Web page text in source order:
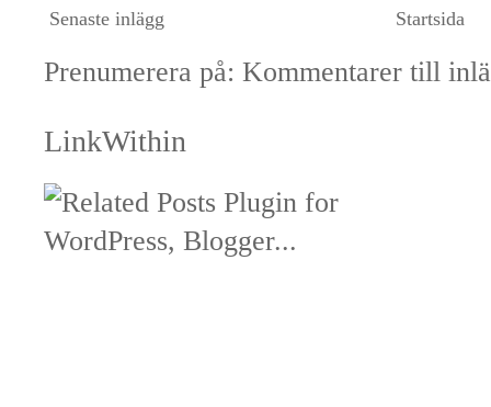
Senaste inlägg Startsida
Prenumerera på: Kommentarer till
LinkWithin